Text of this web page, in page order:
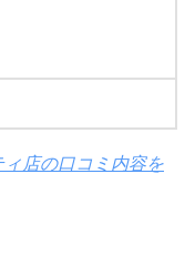
ィ店の口コミ内容を